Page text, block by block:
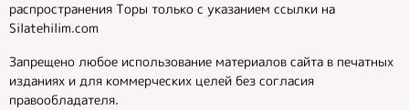
распространения Торы только с указанием ссылки на
Silatehilim.com
Запрещено любое использование материалов сайта в печатных
изданиях и для коммерческих целей без согласия
правообладателя.